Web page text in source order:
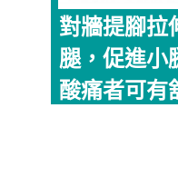
對牆提腳拉
腿，促進小
酸痛者可有